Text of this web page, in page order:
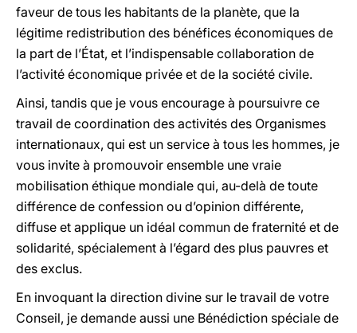
faveur de tous les habitants de la planète, que la
légitime redistribution des bénéfices économiques de
la part de l’État, et l’indispensable collaboration de
l’activité économique privée et de la société civile.
Ainsi, tandis que je vous encourage à poursuivre ce
travail de coordination des activités des Organismes
internationaux, qui est un service à tous les hommes, je
vous invite à promouvoir ensemble une vraie
mobilisation éthique mondiale qui, au-delà de toute
différence de confession ou d’opinion différente,
diffuse et applique un idéal commun de fraternité et de
solidarité, spécialement à l’égard des plus pauvres et
des exclus.
En invoquant la direction divine sur le travail de votre
Conseil, je demande aussi une Bénédiction spéciale de